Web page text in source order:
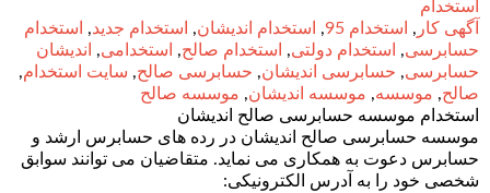
استخدام
آگهی کار , استخدام 95 , استخدام اندیشان, استخدام جدید,
استخدام
حسابرسی, استخدام دولتی, استخدام صالح, استخدامی,
اندیشان
حسابرسی, حسابرسی اندیشان, حسابرسی صالح, سایت استخدام,
صالح, موسسه, موسسه اندیشان, موسسه صالح
استخدام موسسه حسابرسی صالح اندیشان
موسسه حسابرسی صالح اندیشان در رده های حسابرس ارشد و
حسابرس دعوت به همکاری می نماید. متقاضیان می توانند سوابق
شخصی خود را به آدرس الکترونیکی: